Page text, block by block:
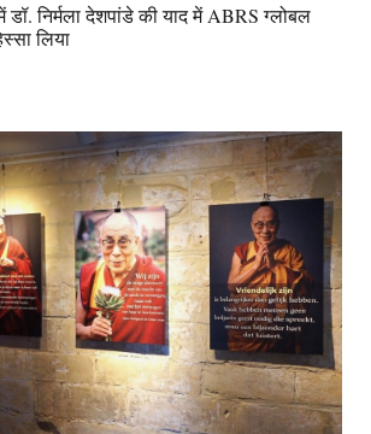
निर्मला देशपांडे की याद में ABRS ग्लोबल
लिया